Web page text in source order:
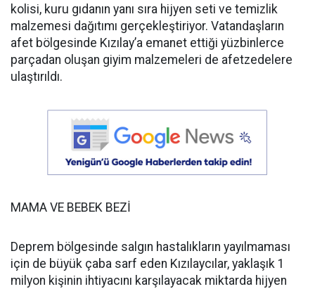
kolisi, kuru gıdanın yanı sıra hijyen seti ve temizlik
malzemesi dağıtımı gerçekleştiriyor. Vatandaşların
afet bölgesinde Kızılay’a emanet ettiği yüzbinlerce
parçadan oluşan giyim malzemeleri de afetzedelere
ulaştırıldı.
MAMA VE BEBEK BEZİ
Deprem bölgesinde salgın hastalıkların yayılmaması
için de büyük çaba sarf eden Kızılaycılar, yaklaşık 1
milyon kişinin ihtiyacını karşılayacak miktarda hijyen